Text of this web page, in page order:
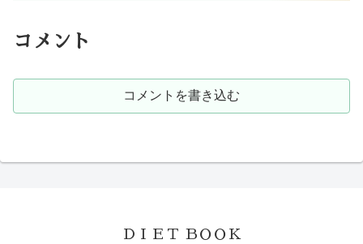
コメント
コメントを書き込む
ＤＩＥＴ ＢＯＯＫ